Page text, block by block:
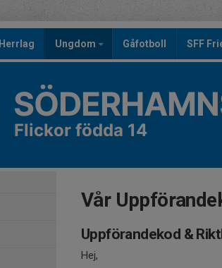
Herrlag Ungdom Gåfotboll SFF
Flickor födda 14
Vår
Uppförandekod &
Hej,